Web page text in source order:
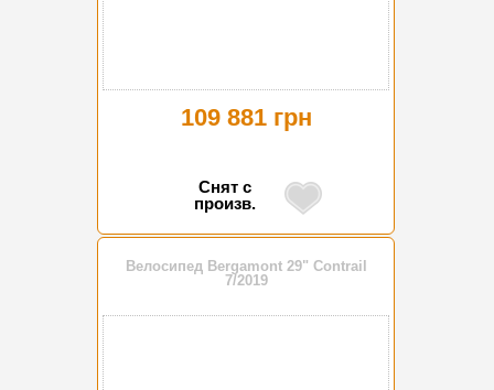
109 881 грн
Снят с
произв.
Велосипед Bergamont 29" Contrail
7/2019